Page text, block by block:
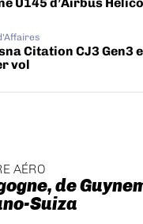
Citation CJ3 Gen3
vol
AÉRO
de
Suiza